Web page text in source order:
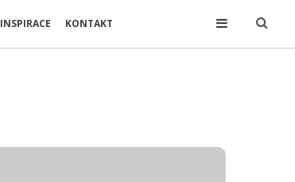
INSPIRACE KONTAKT